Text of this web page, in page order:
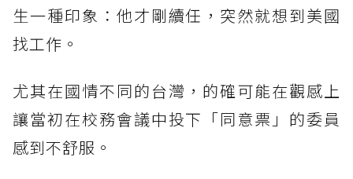
生一種印象：他才剛續任，突然就想到美國
找工作。
尤其在國情不同的台灣，的確可能在觀感上
讓當初在校務會議中投下「同意票」的委員
感到不舒服。